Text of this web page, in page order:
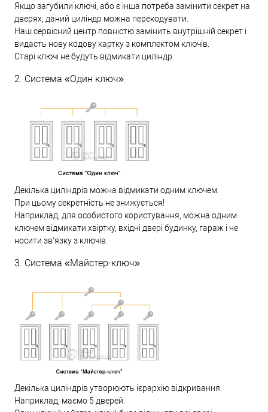
Якщо загубили ключі, або є інша потреба замінити секрет на
дверях, даний циліндр можна перекодувати.
Наш сервісний центр повністю замінить внутрішній секрет і
видасть нову кодову картку з комплектом ключів.
Старі ключі не будуть відмикати циліндр.
2. Система «Один ключ».
Декілька циліндрів можна відмикати одним ключем.
При цьому секретність не знижується!
Наприклад, для особистого користування, можна одним
ключем відмикати хвіртку, вхідні двері будинку, гараж і не
носити зв’язку з ключів.
3. Система «Майстер-ключ».
Декілька циліндрів утворюють ієрархію відкривання.
Наприклад, маємо 5 дверей.